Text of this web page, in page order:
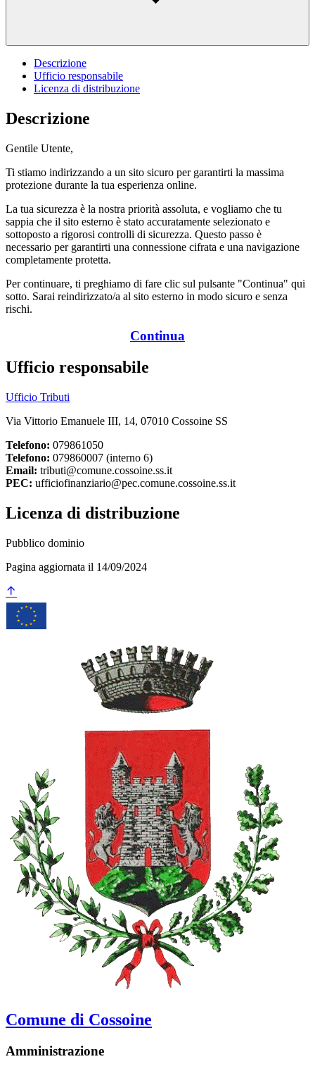
Descrizione
Ufficio responsabile
Licenza di distribuzione
Descrizione
Gentile Utente,
Ti stiamo indirizzando a un sito sicuro per garantirti la massima
protezione durante la tua esperienza online.
La tua sicurezza è la nostra priorità assoluta, e vogliamo che tu
sappia che il sito esterno è stato accuratamente selezionato e
sottoposto a rigorosi controlli di sicurezza. Questo passo è
necessario per garantirti una connessione cifrata e una navigazione
completamente protetta.
Per continuare, ti preghiamo di fare clic sul pulsante "Continua" qui
sotto. Sarai reindirizzato/a al sito esterno in modo sicuro e senza
rischi.
Continua
Ufficio responsabile
Ufficio Tributi
Via Vittorio Emanuele III, 14, 07010 Cossoine SS
Telefono: 079861050
Telefono: 079860007 (interno 6)
Email: tributi@comune.cossoine.ss.it
PEC: ufficiofinanziario@pec.comune.cossoine.ss.it
Licenza di distribuzione
Pubblico dominio
Pagina aggiornata il 14/09/2024
Comune di Cossoine
Amministrazione